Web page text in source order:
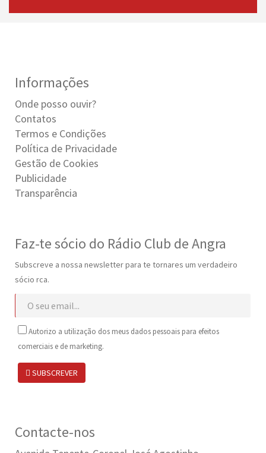
Informações
Onde posso ouvir?
Contatos
Termos e Condições
Política de Privacidade
Gestão de Cookies
Publicidade
Transparência
Faz-te sócio do Rádio Club de Angra
Subscreve a nossa newsletter para te tornares um verdadeiro
sócio rca.
Autorizo a utilização dos meus dados pessoais para efeitos
comerciais e de marketing.
SUBSCREVER
Contacte-nos